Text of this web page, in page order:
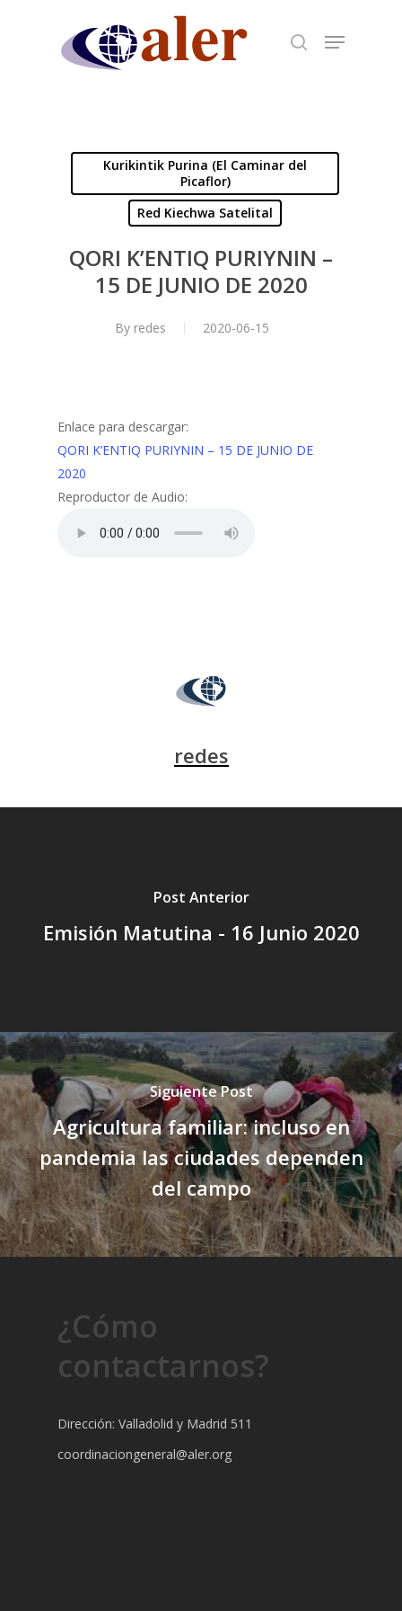
Kurikintik Purina (El Caminar del
Picaflor)
Red Kiechwa Satelital
QORI K’ENTIQ PURIYNIN –
15 DE JUNIO DE 2020
By redes 2020-06-15
Enlace para descargar:
QORI K’ENTIQ PURIYNIN – 15 DE JUNIO DE
2020
Reproductor de Audio:
redes
Post Anterior
Emisión Matutina - 16 Junio 2020
Siguiente Post
Agricultura familiar: incluso en
pandemia las ciudades dependen
del campo
¿Cómo
contactarnos?
Dirección: Valladolid y Madrid 511
coordinaciongeneral@aler.org